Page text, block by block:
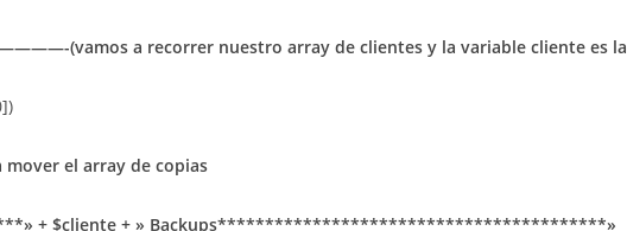
(vamos a recorrer nuestro array de clientes y la variable cliente es la
el array de copias
+ $cliente + » Backups*****************************************»